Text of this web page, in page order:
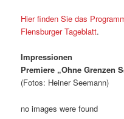
Hier finden Sie das
Flensburger Tageblatt.
Impressionen
Premiere „Ohne Grenzen
(Fotos: Heiner Seemann)
no images were found